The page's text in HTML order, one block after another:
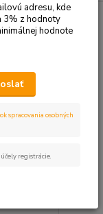
adresu, kde
3% z hodnoty
hodnote
spracovania osobných
registrácie.